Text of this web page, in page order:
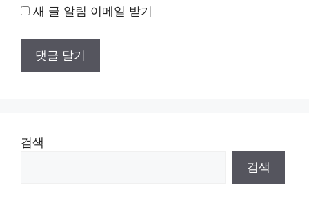
새 글 알림 이메일 받기
검색
검색